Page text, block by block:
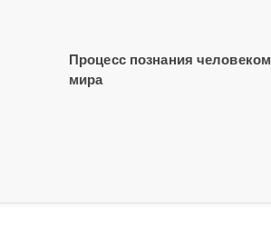
Процесс познания человеком
мира